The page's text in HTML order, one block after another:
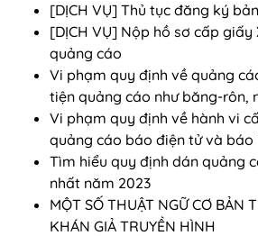
[DỊCH VỤ] Thủ tục đăng ký
[DỊCH VỤ] Nộp hồ sơ cấp giấy
quảng cáo
Vi phạm quy định về quảng
tiện quảng cáo như băng-rôn,
Vi phạm quy định về hành vi
quảng cáo báo điện tử và báo
Tìm hiểu quy định dán quảng
nhất năm 2023
MỘT SỐ THUẬT NGỮ CƠ BẢN
KHÁN GIẢ TRUYỀN HÌNH